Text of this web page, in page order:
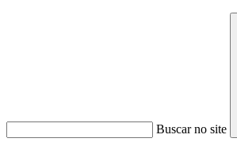
Buscar no site